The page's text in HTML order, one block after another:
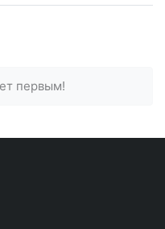
первым!